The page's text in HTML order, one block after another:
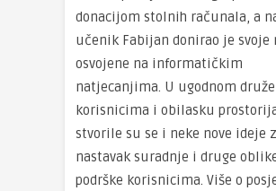
donacijom stolnih računala, a
učenik Fabijan donirao je svoje
osvojene na informatičkim
natjecanjima. U ugodnom
korisnicima i obilasku
stvorile su se i neke nove ideje
nastavak suradnje i druge
podrške korisnicima. Više o